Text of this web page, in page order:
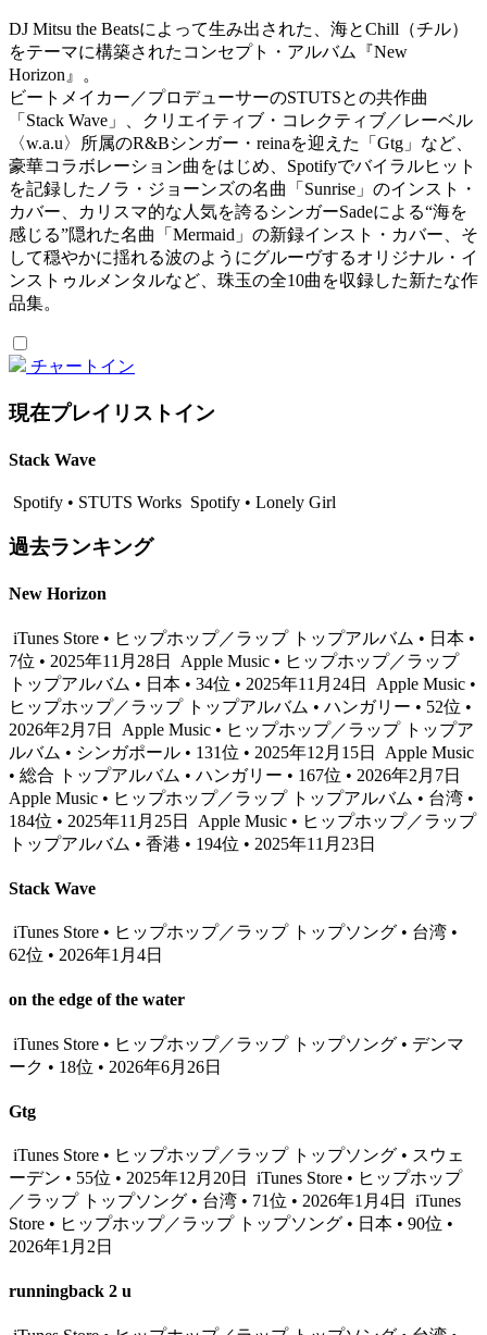
DJ Mitsu the Beatsによって生み出された、海とChill（チル）
をテーマに構築されたコンセプト・アルバム『New
Horizon』。
ビートメイカー／プロデューサーのSTUTSとの共作曲
「Stack Wave」、クリエイティブ・コレクティブ／レーベル
〈w.a.u〉所属のR&Bシンガー・reinaを迎えた「Gtg」など、
豪華コラボレーション曲をはじめ、Spotifyでバイラルヒット
を記録したノラ・ジョーンズの名曲「Sunrise」のインスト・
カバー、カリスマ的な人気を誇るシンガーSadeによる“海を
感じる”隠れた名曲「Mermaid」の新録インスト・カバー、そ
して穏やかに揺れる波のようにグルーヴするオリジナル・イ
ンストゥルメンタルなど、珠玉の全10曲を収録した新たな作
品集。
チャートイン
現在プレイリストイン
Stack Wave
Spotify • STUTS Works Spotify • Lonely Girl
過去ランキング
New Horizon
iTunes Store • ヒップホップ／ラップ トップアルバム • 日本 •
7位 • 2025年11月28日
Apple Music • ヒップホップ／ラップ
トップアルバム • 日本 • 34位 • 2025年11月24日
Apple Music •
ヒップホップ／ラップ トップアルバム • ハンガリー • 52位 •
2026年2月7日
Apple Music • ヒップホップ／ラップ トップア
ルバム • シンガポール • 131位 • 2025年12月15日
Apple Music
• 総合 トップアルバム • ハンガリー • 167位 • 2026年2月7日
Apple Music • ヒップホップ／ラップ トップアルバム • 台湾 •
184位 • 2025年11月25日
Apple Music • ヒップホップ／ラップ
トップアルバム • 香港 • 194位 • 2025年11月23日
Stack Wave
iTunes Store • ヒップホップ／ラップ トップソング • 台湾 •
62位 • 2026年1月4日
on the edge of the water
iTunes Store • ヒップホップ／ラップ トップソング • デンマ
ーク • 18位 • 2026年6月26日
Gtg
iTunes Store • ヒップホップ／ラップ トップソング • スウェ
ーデン • 55位 • 2025年12月20日
iTunes Store • ヒップホップ
／ラップ トップソング • 台湾 • 71位 • 2026年1月4日
iTunes
Store • ヒップホップ／ラップ トップソング • 日本 • 90位 •
2026年1月2日
runningback 2 u